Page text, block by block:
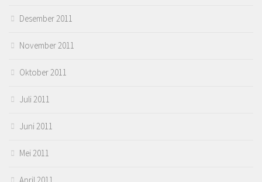
Desember 2011
November 2011
Oktober 2011
Juli 2011
Juni 2011
Mei 2011